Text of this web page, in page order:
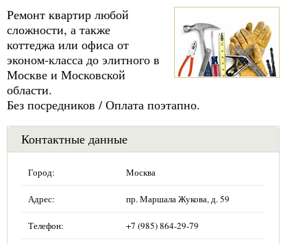
Ремонт квартир любой
сложности, а также
коттеджа или офиса от
эконом-класса до элитного в
Москве и Московской
области.
Без посредников / Оплата поэтапно.
Контактные данные
Город: Москва
Адрес: пр. Маршала Жукова, д. 59
Телефон: +7 (985) 864-29-79